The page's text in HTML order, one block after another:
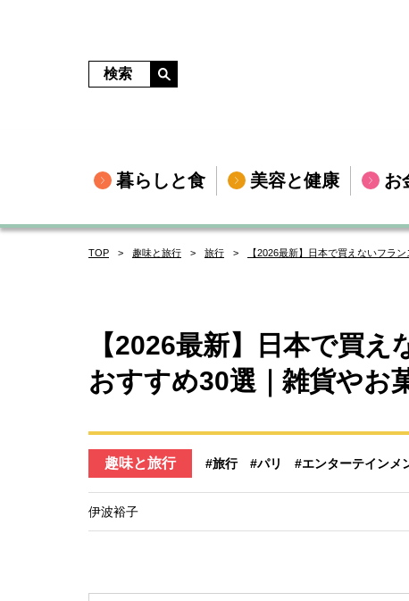
暮らしと食 美容と健康 お
TOP 趣味と旅行 旅行 【2026最新】日本で買えないフラ
【2026最新】日本で買
おすすめ30選｜雑貨やお
趣味と旅行 #旅行 #パリ #エンターテインメ
伊波裕子